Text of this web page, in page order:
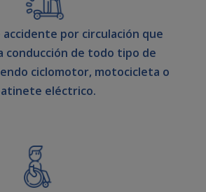
por circulación que
conducción de todo tipo de
ciclomotor, motocicleta o
eléctrico.